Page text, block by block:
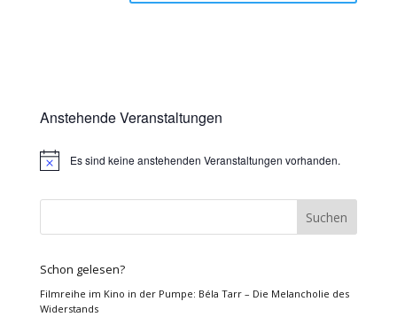
Anstehende Veranstaltungen
HinweisEs sind keine anstehenden Veranstaltungen vorhanden.
Schon gelesen?
Filmreihe im Kino in der Pumpe: Béla Tarr – Die Melancholie des
Widerstands